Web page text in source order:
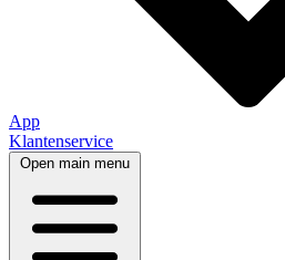
App
Klantenservice
Open main menu